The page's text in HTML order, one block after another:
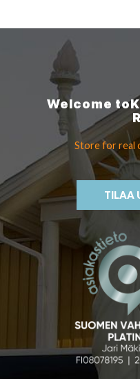
Welcome to
Store for real
TILAA